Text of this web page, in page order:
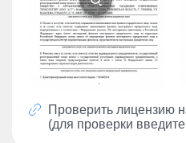
Проверить лицензию
(для проверки